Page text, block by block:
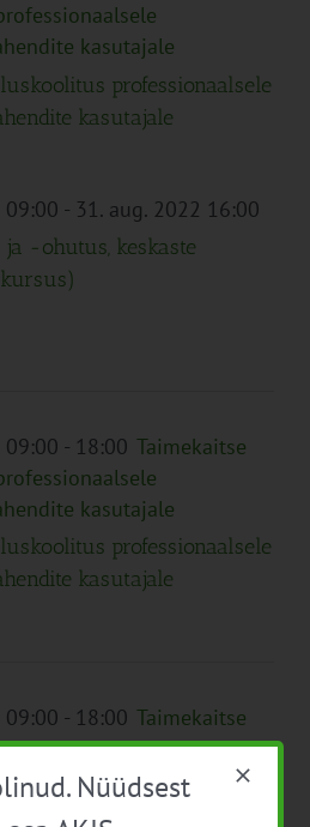
kasutajale
professionaalsele
kasutajale
09:00 - 31. aug. 2022 16:00
ja -ohutus, keskaste
09:00 - 18:00 Taimekaitse
kasutajale
professionaalsele
kasutajale
09:00 - 18:00 Taimekaitse
kasutajale
professionaalsele
Nüüdsest